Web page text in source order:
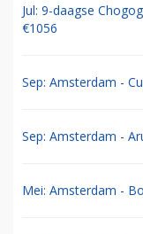
Jul: 9-daagse
€1056
Sep: Amsterdam -
Sep: Amsterdam -
Mei: Amsterdam -